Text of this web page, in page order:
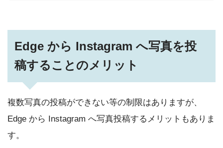
Edge から Instagram へ写真を投
稿することのメリット
複数写真の投稿ができない等の制限はありますが、
Edge から Instagram へ写真投稿するメリットもありま
す。